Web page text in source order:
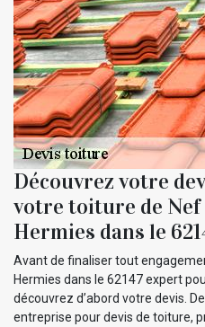
Découvrez votre
votre toiture de
Hermies dans le
Avant de finaliser tout
Hermies dans le 62147 expert
découvrez d’abord votre devis.
entreprise pour devis de toiture,